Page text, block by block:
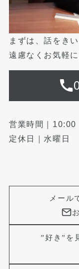
まずは、話をき
遠慮なくお気軽
営業時間｜
定休日｜水曜日
メール
”好き”を